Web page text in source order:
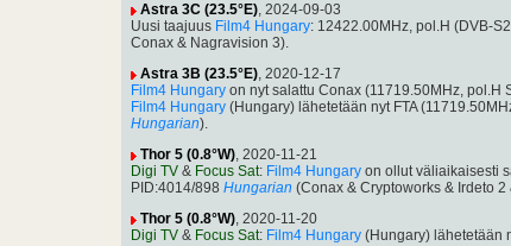
Astra 3C (23.5°E), 2024-09-03
Uusi taajuus Film4 Hungary: 12422.00MHz, pol.H (DVB-
Conax & Nagravision 3).
Astra 3B (23.5°E), 2020-12-17
Film4 Hungary on nyt salattu Conax (11719.50MHz, pol.H
Film4 Hungary (Hungary) lähetetään nyt FTA
Hungarian).
Thor 5 (0.8°W), 2020-11-21
Digi TV & Focus Sat: Film4 Hungary on ollut väliaikaisesti
PID:4014/898 Hungarian (Conax & Cryptoworks & Irdeto
Thor 5 (0.8°W), 2020-11-20
Digi TV & Focus Sat: Film4 Hungary (Hungary) lähetetään